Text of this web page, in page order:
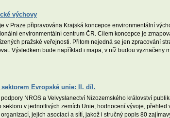
výchovy
v Praze připravována Krajská koncepce environmentální
environmentální centrum ČR. Cílem koncepce je
pražské veřejnosti. Přitom nejedná se jen zpracování
Výsledkem bude například i mapa, v níž budou vyznačeny
Evropské unie: II. díl.
NROS a Velvyslanectví Nizozemského království
sektoru v jednotlivých zemích Unie, hodnocení vývoje,
jejich asociací a sítí, jakož i stručný popis 80